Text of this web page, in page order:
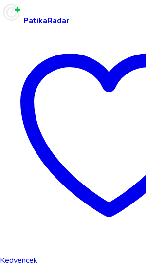
PatikaRadar
Kedvencek